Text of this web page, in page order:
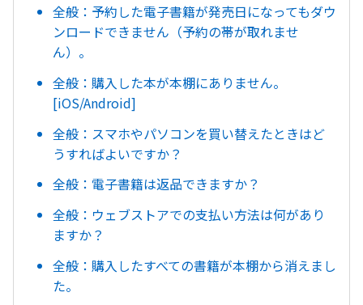
全般：予約した電子書籍が発売日になってもダウ
ンロードできません（予約の帯が取れませ
ん）。
全般：購入した本が本棚にありません。
[iOS/Android]
全般：スマホやパソコンを買い替えたときはど
うすればよいですか？
全般：電子書籍は返品できますか？
全般：ウェブストアでの支払い方法は何があり
ますか？
全般：購入したすべての書籍が本棚から消えまし
た。